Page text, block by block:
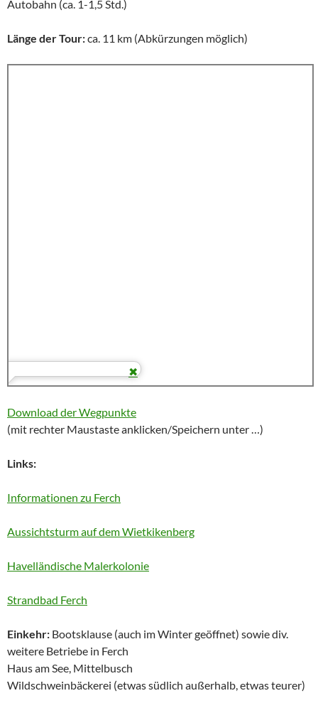
Autobahn (ca. 1-1,5 Std.)
Länge der Tour:ca. 11 km (Abkürzungen möglich)
Download der Wegpunkte
(mit rechter Maustaste anklicken/Speichern unter …)
Links:
Informationen zu Ferch
Aussichtsturm auf dem Wietkikenberg
Havelländische Malerkolonie
Strandbad Ferch
Einkehr: Bootsklause (auch im Winter geöffnet) sowie div.
weitere Betriebe in Ferch
Haus am See, Mittelbusch
Wildschweinbäckerei (etwas südlich außerhalb, etwas teurer)